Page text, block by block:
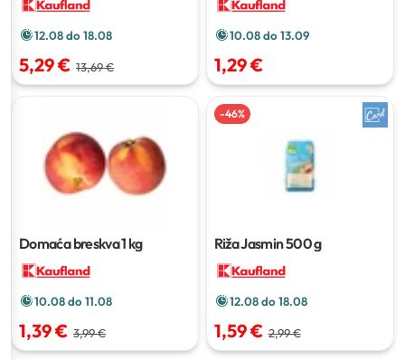
12.08 do 18.08
5,29 € 13,69 €
10.08 do 13.09
1,29 €
Domaća breskva1 kg
10.08 do 11.08
1,39 € 3,99 €
-46%
Riža Jasmin500 g
12.08 do 18.08
1,59 € 2,99 €